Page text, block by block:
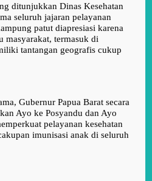
ditunjukkan Dinas Kesehatan
seluruh jajaran pelayanan
patut diapresiasi karena
masyarakat, termasuk di
tantangan geografis cukup
Gubernur Papua Barat secara
Ayo ke Posyandu dan Ayo
pelayanan kesehatan
imunisasi anak di seluruh